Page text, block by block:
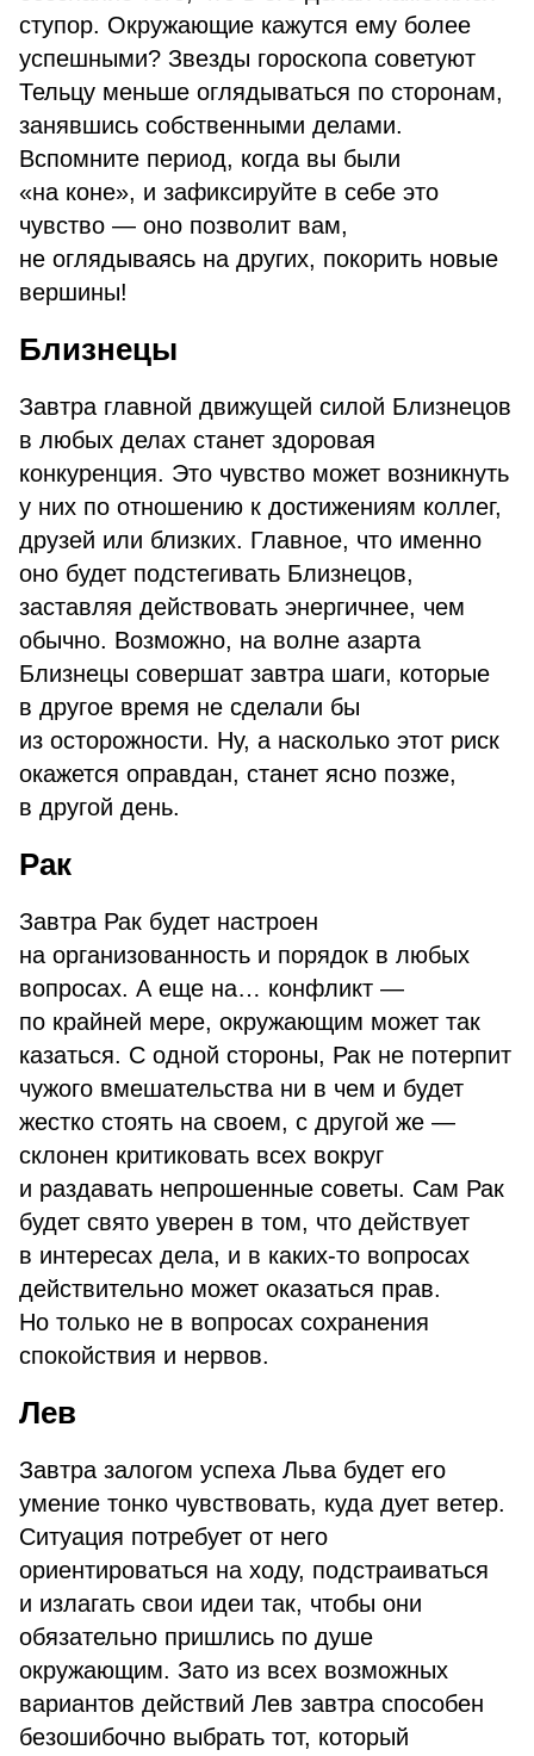
ступор. Окружающие кажутся ему более
успешными? Звезды гороскопа советуют
Тельцу меньше оглядываться по сторонам,
занявшись собственными делами.
Вспомните период, когда вы были
«на коне», и зафиксируйте в себе это
чувство — оно позволит вам,
не оглядываясь на других, покорить новые
вершины!
Близнецы
Завтра главной движущей силой Близнецов
в любых делах станет здоровая
конкуренция. Это чувство может возникнуть
у них по отношению к достижениям коллег,
друзей или близких. Главное, что именно
оно будет подстегивать Близнецов,
заставляя действовать энергичнее, чем
обычно. Возможно, на волне азарта
Близнецы совершат завтра шаги, которые
в другое время не сделали бы
из осторожности. Ну, а насколько этот риск
окажется оправдан, станет ясно позже,
в другой день.
Рак
Завтра Рак будет настроен
на организованность и порядок в любых
вопросах. А еще на… конфликт —
по крайней мере, окружающим может так
казаться. С одной стороны, Рак не потерпит
чужого вмешательства ни в чем и будет
жестко стоять на своем, с другой же —
склонен критиковать всех вокруг
и раздавать непрошенные советы. Сам Рак
будет свято уверен в том, что действует
в интересах дела, и в каких-то вопросах
действительно может оказаться прав.
Но только не в вопросах сохранения
спокойствия и нервов.
Лев
Завтра залогом успеха Льва будет его
умение тонко чувствовать, куда дует ветер.
Ситуация потребует от него
ориентироваться на ходу, подстраиваться
и излагать свои идеи так, чтобы они
обязательно пришлись по душе
окружающим. Зато из всех возможных
вариантов действий Лев завтра способен
безошибочно выбрать тот, который